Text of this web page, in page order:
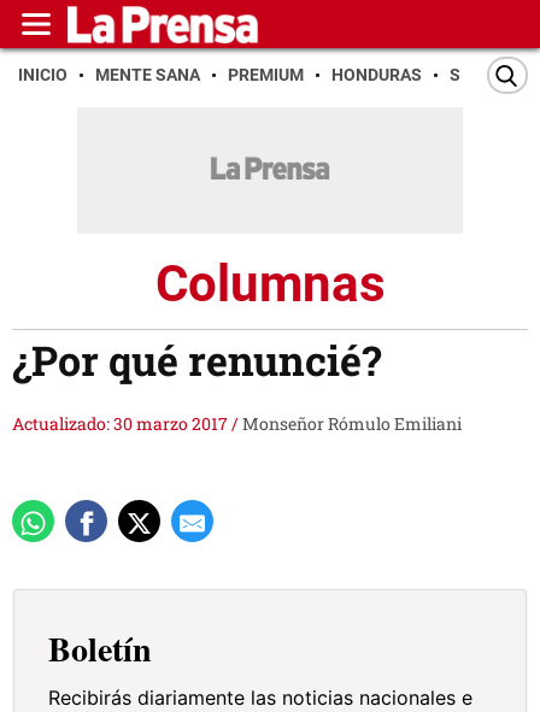
INICIO MENTE SANA PREMIUM HONDURAS SAN PEDRO
Columnas
¿Por qué renuncié?
Actualizado: 30 marzo 2017/Monseñor Rómulo Emiliani
Boletín
Recibirás diariamente las noticias nacionales e